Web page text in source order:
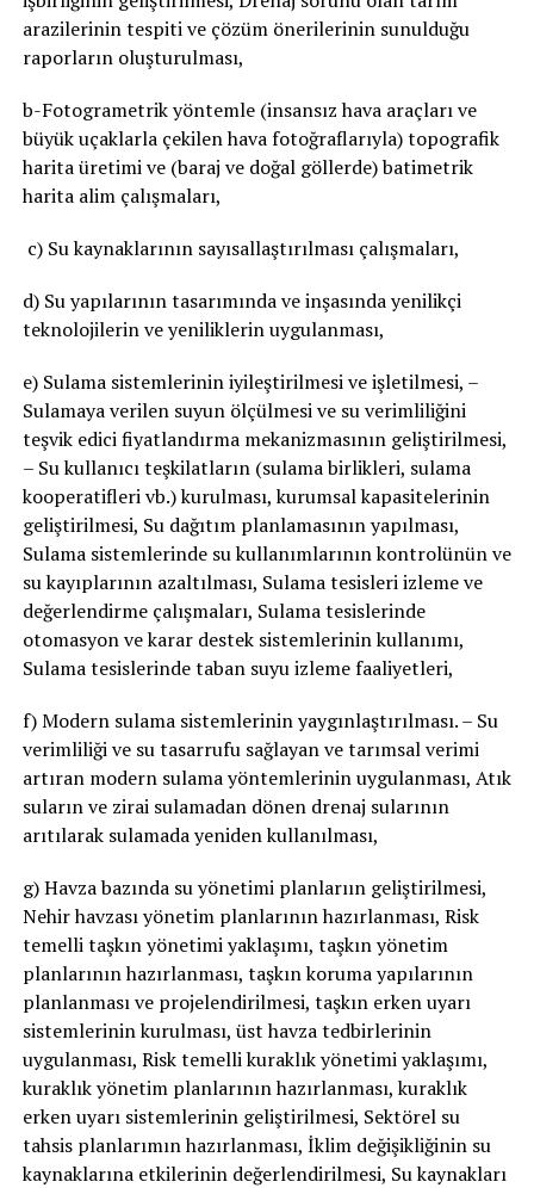
arazilerinin tespiti ve çözüm önerilerinin sunulduğu
raporların oluşturulması,
b-Fotogrametrik yöntemle (insansız hava araçları ve
büyük uçaklarla çekilen hava fotoğraflarıyla) topografik
harita üretimi ve (baraj ve doğal göllerde) batimetrik
harita alim çalışmaları,
c) Su kaynaklarının sayısallaştırılması çalışmaları,
d) Su yapılarının tasarımında ve inşasında yenilikçi
teknolojilerin ve yeniliklerin uygulanması,
e) Sulama sistemlerinin iyileştirilmesi ve işletilmesi, –
Sulamaya verilen suyun ölçülmesi ve su verimliliğini
teşvik edici fiyatlandırma mekanizmasının geliştirilmesi,
– Su kullanıcı teşkilatların (sulama birlikleri, sulama
kooperatifleri vb.) kurulması, kurumsal kapasitelerinin
geliştirilmesi, Su dağıtım planlamasının yapılması,
Sulama sistemlerinde su kullanımlarının kontrolünün ve
su kayıplarının azaltılması, Sulama tesisleri izleme ve
değerlendirme çalışmaları, Sulama tesislerinde
otomasyon ve karar destek sistemlerinin kullanımı,
Sulama tesislerinde taban suyu izleme faaliyetleri,
f) Modern sulama sistemlerinin yaygınlaştırılması. – Su
verimliliği ve su tasarrufu sağlayan ve tarımsal verimi
artıran modern sulama yöntemlerinin uygulanması, Atık
suların ve zirai sulamadan dönen drenaj sularının
arıtılarak sulamada yeniden kullanılması,
g) Havza bazında su yönetimi planlarıın geliştirilmesi,
Nehir havzası yönetim planlarının hazırlanması, Risk
temelli taşkın yönetimi yaklaşımı, taşkın yönetim
planlarının hazırlanması, taşkın koruma yapılarının
planlanması ve projelendirilmesi, taşkın erken uyarı
sistemlerinin kurulması, üst havza tedbirlerinin
uygulanması, Risk temelli kuraklık yönetimi yaklaşımı,
kuraklık yönetim planlarının hazırlanması, kuraklık
erken uyarı sistemlerinin geliştirilmesi, Sektörel su
tahsis planlarımın hazırlanması, İklim değişikliğinin su
kaynaklarına etkilerinin değerlendirilmesi, Su kaynakları